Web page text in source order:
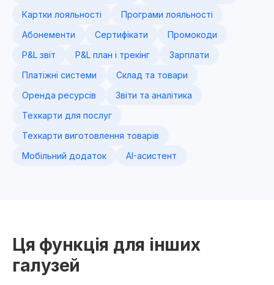
Картки лояльності
Програми лояльності
Абонементи
Сертифікати
Промокоди
P&L звіт
P&L план і трекінг
Зарплати
Платіжні системи
Склад та товари
Оренда ресурсів
Звіти та аналітика
Техкарти для послуг
Техкарти виготовлення товарів
Мобільний додаток
AI-асистент
Ця функція для інших
галузей